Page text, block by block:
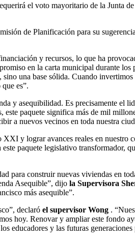
el voto mayoritario de la Junta
de Planificación para su
y recursos, lo que ha
en la carta municipal durante
una base sólida. Cuando
es”.
y asequibilidad. Es precisamente el
este paquete significa más de mil
a nuevos vecinos en toda nuestra
y lograr avances reales en nuestro
paquete legislativo transformador,
para construir nuevas viviendas en
Asequible”, dijo la Supervisora
más asequible”.
declaró el supervisor Wong .
hoy. Renovar y ampliar este fondo
educadores y las futuras